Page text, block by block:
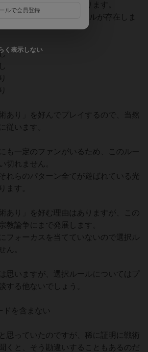
ルが好まれる傾向にあります。
ることで主に4つのルールが存在しま
あり」を好んでプレイするので、当然
従います。
も一定のファンがいるため、このルー
切れません。
れらのパターン全てが遊ばれている光
ます。
あり」を好む理由はありますが、この
教論争にまで発展します。
フォーカスを当てていないので選択ル
ん。
思いますが、選択ルールについてはプ
する他ないでしょう。
ドを含まない
思っていたのですが、稀に証明に戦術
くと、そう勘違いすることもあるのだ
ルで会員登録
く表示しない